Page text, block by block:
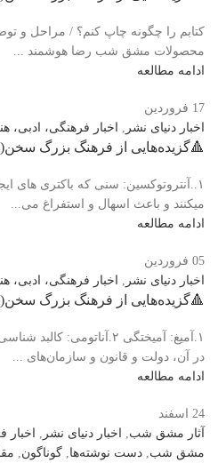
کتابم را چگونه چاپ کنم؟ / مراحل و
محصولات مشق شب رضا هوشمند ...
ادامه مطالعه
17 فروردین
اخبار دنیای نشر
اخبار فرهنگی، ادبی،
🔺️گزیده‌هایی از فرهنگ بزرگ سخن(۲۲)
۱..آنتروتوکسین: سنی که باکتری های
میکنند و باعث اسهال و استفراغ می...
ادامه مطالعه
05 فروردین
اخبار دنیای نشر
اخبار فرهنگی، ادبی،
🔺️گزیده‌هایی از فرهنگ بزرگ سخن(۲۱)
در آن، دولت و قانون و سازمان‌های ...
ادامه مطالعه
24 اسفند
آثار مشق شب
اخبار دنیای نشر اخبار
مشق شب دست نوشته‌ها گوناگون